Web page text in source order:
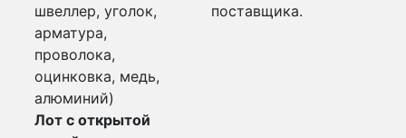
швеллер, уголок,
арматура,
проволока,
оцинковка, медь,
алюминий)
Лот с открытой
поставщика.